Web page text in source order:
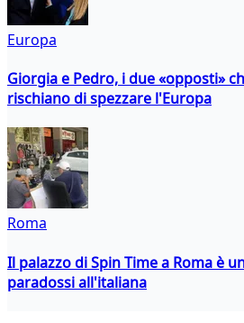
Europa
Giorgia e Pedro, i due «opposti»
rischiano di spezzare l'Europa
Roma
Il palazzo di Spin Time a Roma è
paradossi all'italiana